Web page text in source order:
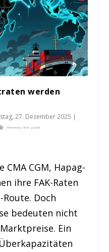
werden
27. Dezember 2025 |
CMA CGM, Hapag-
ihre FAK-Raten
Doch
bedeuten nicht
Ein